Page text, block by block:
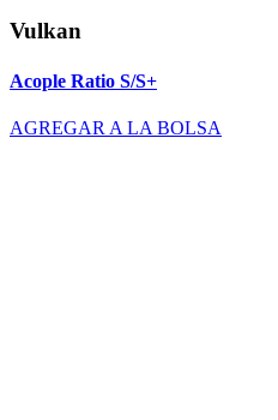
Vulkan
Acople Ratio S/S+
AGREGAR A LA BOLSA